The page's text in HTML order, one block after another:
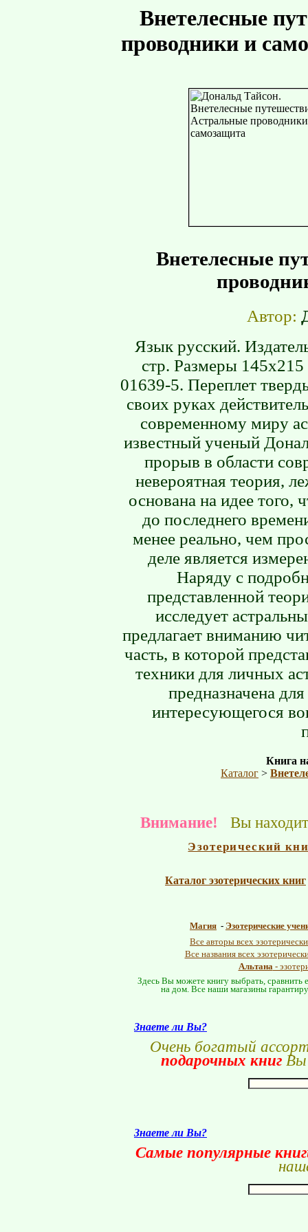
Внетелесные
проводники и
Внетелесные
Автор:
Язык русский.
стр. Размеры
01639-5. Переплет
своих руках
современному миру
известный ученый
прорыв в области
невероятная теория,
основана на идее того,
до последнего
менее реально, чем
деле является
Наряду с
представленной
исследует
предлагает вниманию
часть, в которой
техники для личных
предназначена
интересующегося
Книга
Каталог >
Внимание! Вы
Эзотерический
Каталог эзотерических книг
Магия - Эзотерические
Все авторы всех
Все названия всех
Альтана-
Здесь Вы можете книгу выбрать, сравнить
на дом. Все наши магазины
Знаете ли Вы?
Очень богатый
подарочных книгВы
Знаете ли Вы?
Самые популярные